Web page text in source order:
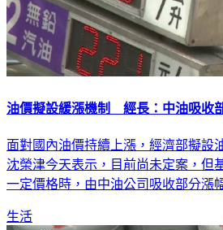
油價擬設緩漲機制 經長：中油吸收
面對國內油價持續上漲，經濟部擬設
沈榮津今天表示，目前尚未定案，但
一定價格時，由中油公司吸收部分漲
生活